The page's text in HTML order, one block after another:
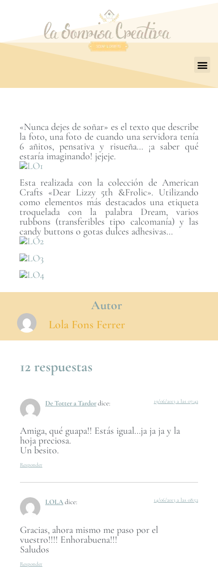
«Nunca dejes de soñar» es el texto que describe
la foto, una foto de cuando una servidora tenía
6 añitos, pensativa y risueña… ¡a saber qué
estaría imaginando! jejeje.
Esta realizada con la colección de American
Crafts «Dear Lizzy 5th &Frolic». Utilizando
como elementos más destacados una etiqueta
troquelada con la palabra Dream, varios
rubbons (transferibles tipo calcomanía) y las
candy buttons o gotas dulces adhesivas…
Autor
Lola Fons Ferrer
12 respuestas
De Totter a Tardordice: 19/06/2013 a las 07:42
Amiga, qué guapa!! Estás igual…ja ja ja y la
hoja preciosa.
Un besito.
Responder
LOLAdice: 14/06/2013 a las 08:52
Gracias, ahora mismo me paso por el
vuestro!!!! Enhorabuena!!!
Saludos
Responder